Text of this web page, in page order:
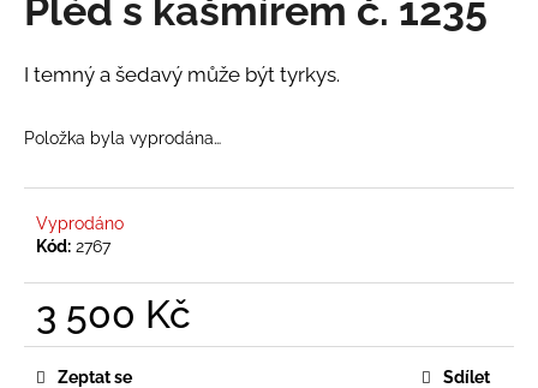
Pléd s kašmírem č. 1235
I temný a šedavý může být tyrkys.
Položka byla vyprodána…
Vyprodáno
Kód: 2767
3 500 Kč
Měrná
cena:
Zeptat se Sdílet
o
p
o
u